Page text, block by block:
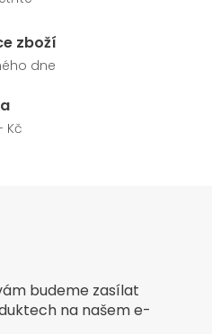
zboží
dne
Kč
budeme zasílat
na našem e-